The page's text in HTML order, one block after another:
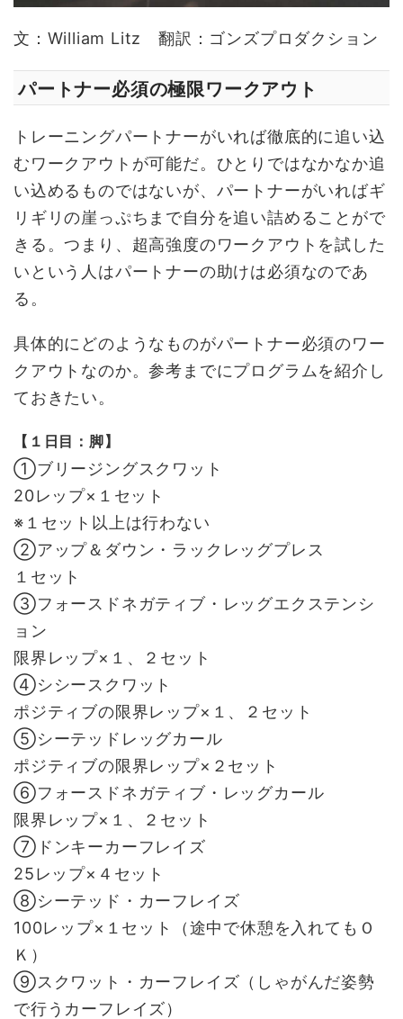
文：William Litz 翻訳：ゴンズプロダクション
パートナー必須の極限ワークアウト
トレーニングパートナーがいれば徹底的に追い込
むワークアウトが可能だ。ひとりではなかなか追
い込めるものではないが、パートナーがいればギ
リギリの崖っぷちまで自分を追い詰めることがで
きる。つまり、超高強度のワークアウトを試した
いという人はパートナーの助けは必須なのであ
る。
具体的にどのようなものがパートナー必須のワー
クアウトなのか。参考までにプログラムを紹介し
ておきたい。
【１日目：脚】
①ブリージングスクワット
20レップ×１セット
※１セット以上は行わない
②アップ＆ダウン・ラックレッグプレス
１セット
③フォースドネガティブ・レッグエクステンシ
ョン
限界レップ×１、２セット
④シシースクワット
ポジティブの限界レップ×１、２セット
⑤シーテッドレッグカール
ポジティブの限界レップ×２セット
⑥フォースドネガティブ・レッグカール
限界レップ×１、２セット
⑦ドンキーカーフレイズ
25レップ×４セット
⑧シーテッド・カーフレイズ
100レップ×１セット（途中で休憩を入れてもＯ
Ｋ）
⑨スクワット・カーフレイズ（しゃがんだ姿勢
で行うカーフレイズ）